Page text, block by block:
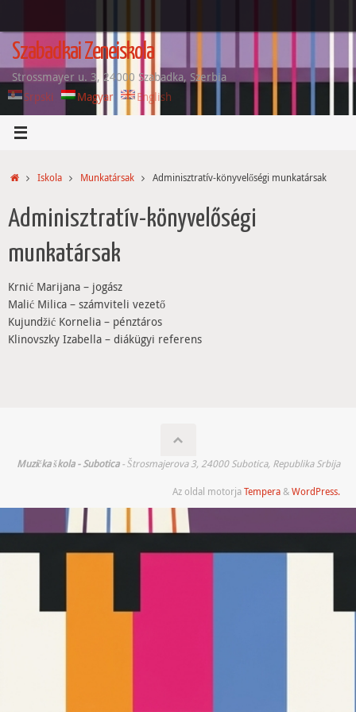
tartalomra
Szabadkai Zeneiskola
Strossmayer u. 3, 24000 Szabadka, Szerbia
Srpski
Magyar English
HomeIskola Munkatársak Adminisztratív-könyvelőségi munkatársak
Adminisztratív-könyvelőségi
munkatársak
Krnić Marijana – jogász
Malić Milica – számviteli vezető
Kujundžić Kornelia – pénztáros
Klinovszky Izabella – diákügyi referens
Muzička škola - Subotica- Štrosmajerova 3, 24000 Subotica, Republika Srbija
Az oldal motorjaTempera&WordPress.